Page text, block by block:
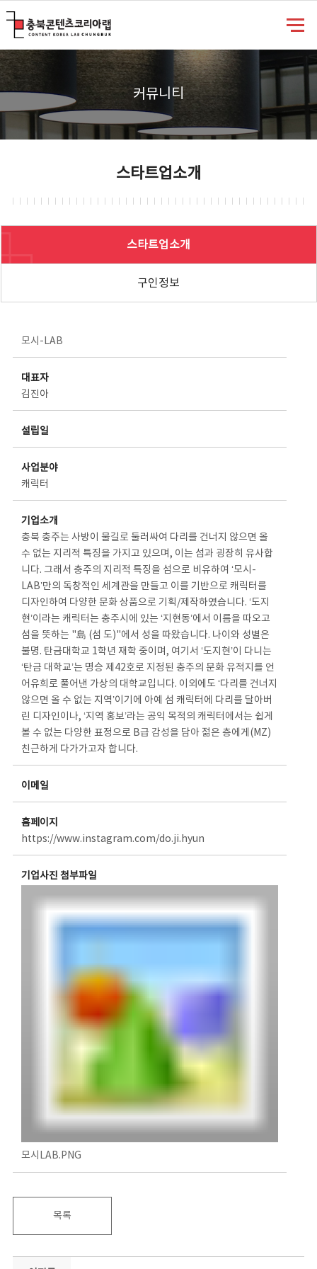
커뮤니티
스타트업소개
스타트업소개
구인정보
모시-LAB
대표자
김진아
설립일
사업분야
캐릭터
기업소개
충북 충주는 사방이 물길로 둘러싸여 다리를 건너지 않으면 올
수 없는 지리적 특징을 가지고 있으며, 이는 섬과 굉장히 유사합
니다. 그래서 충주의 지리적 특징을 섬으로 비유하여 ‘모시-
LAB’만의 독창적인 세계관을 만들고 이를 기반으로 캐릭터를
디자인하여 다양한 문화 상품으로 기획/제작하였습니다. ‘도지
현’이라는 캐릭터는 충주시에 있는 ‘지현동’에서 이름을 따오고
섬을 뜻하는 "島 (섬 도)"에서 성을 따왔습니다. 나이와 성별은
불명. 탄금대학교 1학년 재학 중이며, 여기서 ‘도지현’이 다니는
‘탄금 대학교’는 명승 제42호로 지정된 충주의 문화 유적지를 언
어유희로 풀어낸 가상의 대학교입니다. 이외에도 ‘다리를 건너지
않으면 올 수 없는 지역’이기에 아예 섬 캐릭터에 다리를 달아버
린 디자인이나, ‘지역 홍보’라는 공익 목적의 캐릭터에서는 쉽게
볼 수 없는 다양한 표정으로 B급 감성을 담아 젊은 층에게(MZ)
친근하게 다가가고자 합니다.
이메일
홈페이지
https://www.instagram.com/do.ji.hyun
기업사진 첨부파일
모시LAB.PNG
목록